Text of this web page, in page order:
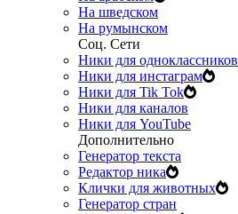
На шведском
На румынском
Соц. Сети
Ники для одноклассников
Ники для инстаграм
Ники для Tik Tok
Ники для каналов
Ники для YouTube
Дополнительно
Генератор текста
Редактор ника
Клички для животных
Генератор стран